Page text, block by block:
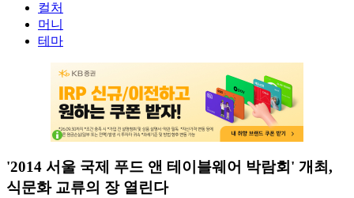
컬처
머니
테마
'2014 서울 국제 푸드 앤 테이블웨어 박람회' 개최,
식문화 교류의 장 열린다